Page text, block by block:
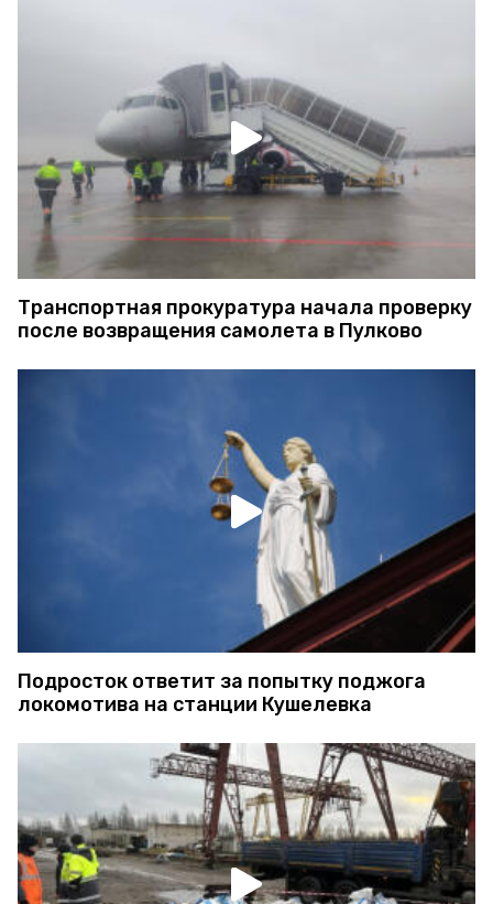
Транспортная прокуратура начала проверку
после возвращения самолета в Пулково
Подросток ответит за попытку поджога
локомотива на станции Кушелевка